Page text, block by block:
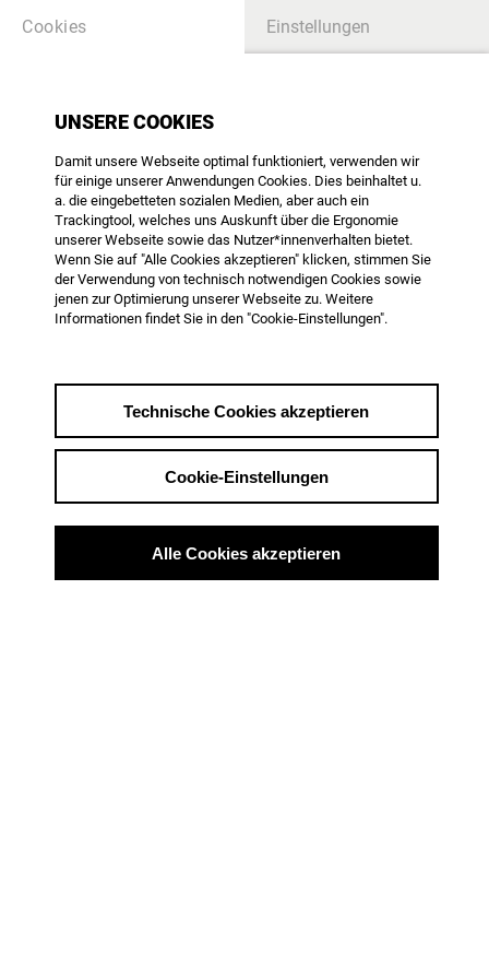
SUCHE
Film / Funk, Regie, Vorsitzender
Büro: +49 151 12727089
Mobil: +49 151 12727089
WEB & SOCIAL MEDIA
Cookies Einstellungen
UNSERE COOKIES
Damit unsere Webseite optimal funktioniert, verwenden wir
für einige unserer Anwendungen Cookies. Dies beinhaltet u.
a. die eingebetteten sozialen Medien, aber auch ein
Trackingtool, welches uns Auskunft über die Ergonomie
unserer Webseite sowie das Nutzer*innenverhalten bietet.
Wenn Sie auf "Alle Cookies akzeptieren" klicken, stimmen Sie
der Verwendung von technisch notwendigen Cookies sowie
jenen zur Optimierung unserer Webseite zu. Weitere
Informationen findet Sie in den "Cookie-Einstellungen".
Technische Cookies akzeptieren
Cookie-Einstellungen
Alle Cookies akzeptieren